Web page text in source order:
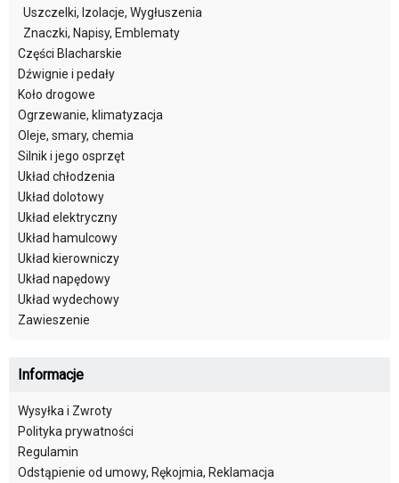
Uszczelki, Izolacje, Wygłuszenia
Znaczki, Napisy, Emblematy
Części Blacharskie
Dźwignie i pedały
Koło drogowe
Ogrzewanie, klimatyzacja
Oleje, smary, chemia
Silnik i jego osprzęt
Układ chłodzenia
Układ dolotowy
Układ elektryczny
Układ hamulcowy
Układ kierowniczy
Układ napędowy
Układ wydechowy
Zawieszenie
Informacje
Wysyłka i Zwroty
Polityka prywatności
Regulamin
Odstąpienie od umowy, Rękojmia, Reklamacja